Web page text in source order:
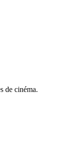
de cinéma.